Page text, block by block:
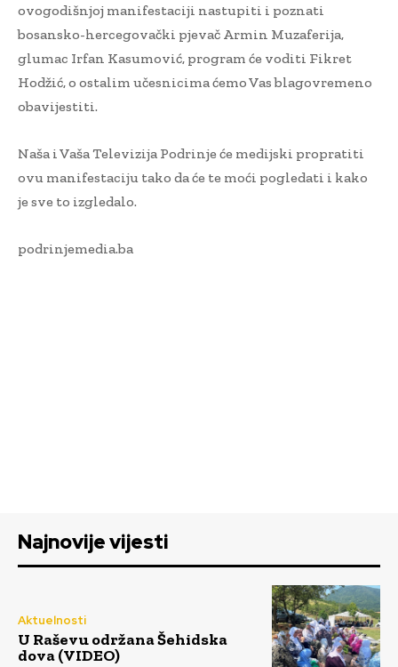
ovogodišnjoj manifestaciji nastupiti i poznati
bosansko-hercegovački pjevač Armin Muzaferija,
glumac Irfan Kasumović, program će voditi Fikret
Hodžić, o ostalim učesnicima ćemo Vas blagovremeno
obavijestiti.
Naša i Vaša Televizija Podrinje će medijski propratiti
ovu manifestaciju tako da će te moći pogledati i kako
je sve to izgledalo.
podrinjemedia.ba
Najnovije vijesti
Aktuelnosti
U Raševu održana Šehidska
dova (VIDEO)